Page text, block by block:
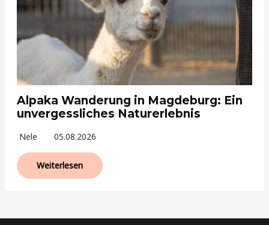
Alpaka Wanderung in Magdeburg: Ein
unvergessliches Naturerlebnis
Nele 05.08.2026
Weiterlesen